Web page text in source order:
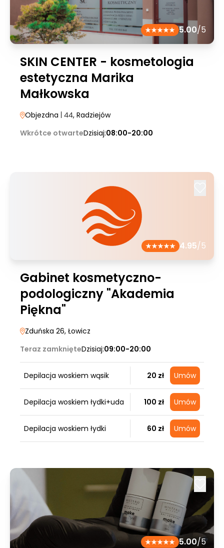
5.00/5
SKIN CENTER - kosmetologia
estetyczna Marika
Małkowska
Objezdna | 44, Radziejów
Wkrótce otwarteDzisiaj:08:00-20:00
4.95/5
Gabinet kosmetyczno-
podologiczny "Akademia
Piękna"
Zduńska 26, Łowicz
Teraz zamknięteDzisiaj:09:00-20:00
Depilacja woskiem wąsik 20 zł Umów
Depilacja woskiem łydki+uda 100 zł Umów
Depilacja woskiem łydki 60 zł Umów
5.00/5